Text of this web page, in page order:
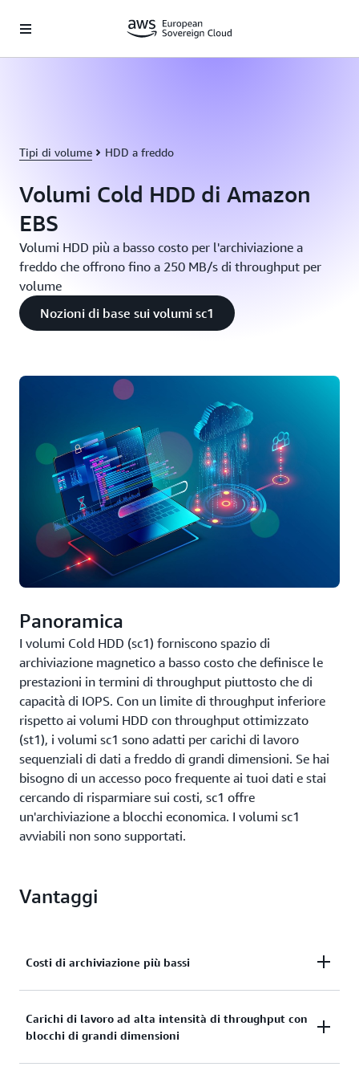
Tipi di volume HDD a freddo
Volumi Cold HDD di Amazon
EBS
Volumi HDD più a basso costo per l'archiviazione a
freddo che offrono fino a 250 MB/s di throughput per
volume
Nozioni di base sui volumi sc1
Panoramica
I volumi Cold HDD (sc1) forniscono spazio di
archiviazione magnetico a basso costo che definisce le
prestazioni in termini di throughput piuttosto che di
capacità di IOPS. Con un limite di throughput inferiore
rispetto ai volumi HDD con throughput ottimizzato
(st1), i volumi sc1 sono adatti per carichi di lavoro
sequenziali di dati a freddo di grandi dimensioni. Se hai
bisogno di un accesso poco frequente ai tuoi dati e stai
cercando di risparmiare sui costi, sc1 offre
un'archiviazione a blocchi economica. I volumi sc1
avviabili non sono supportati.
Vantaggi
Costi di archiviazione più bassi
archiviazione a blocchi in AWS. Sono ideali per
carichi di lavoro caratterizzati da blocchi di grandi
dimensioni (1 MB) che richiedono meno di 80 MB/s
Carichi di lavoro ad alta intensità di throughput con
blocchi di grandi dimensioni